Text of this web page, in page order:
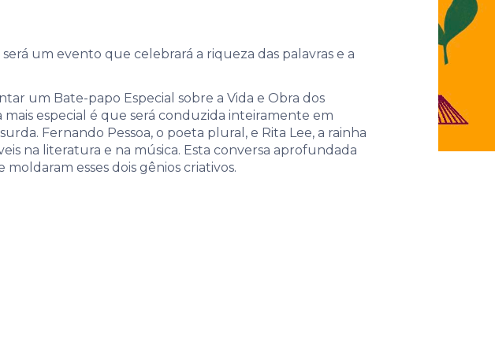
um evento que celebrará a riqueza das palavras e a
um Bate-papo Especial sobre a Vida e Obra dos
especial é que será conduzida inteiramente em
Fernando Pessoa, o poeta plural, e Rita Lee, a rainha
na literatura e na música. Esta conversa aprofundada
esses dois gênios criativos.